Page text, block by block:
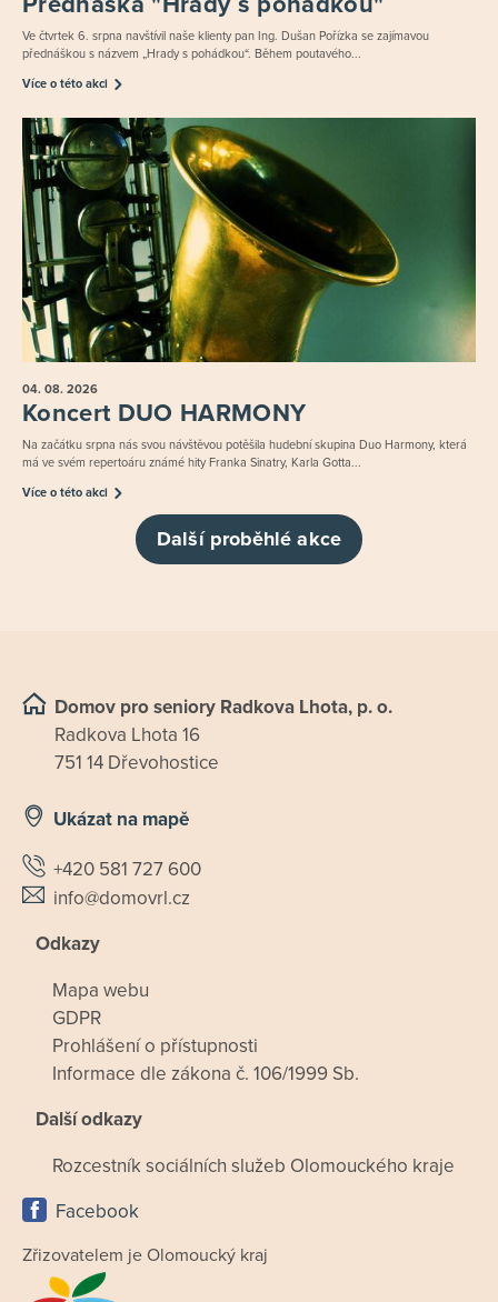
Ve čtvrtek 6. srpna navštívil naše klienty pan Ing. Dušan Pořízka se zajímavou
přednáškou s názvem „Hrady s pohádkou“. Během poutavého...
Více o této akci
04. 08. 2026
Koncert DUO HARMONY
Na začátku srpna nás svou návštěvou potěšila hudební skupina Duo Harmony, která
má ve svém repertoáru známé hity Franka Sinatry, Karla Gotta...
Více o této akci
Další proběhlé akce
Domov pro seniory Radkova Lhota, p. o.
Radkova Lhota 16
751 14 Dřevohostice
Ukázat na mapě
+420 581 727 600
info@domovrl.cz
Odkazy
Mapa webu
GDPR
Prohlášení o přístupnosti
Informace dle zákona č. 106/1999 Sb.
Další odkazy
Rozcestník sociálních služeb Olomouckého kraje
Facebook
Zřizovatelem je Olomoucký kraj